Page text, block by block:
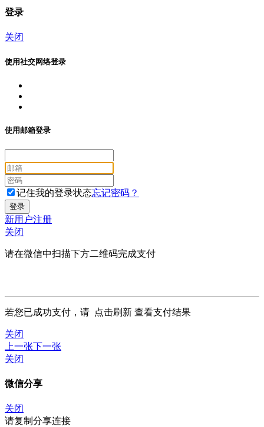
登录
关闭
使用社交网络登录
使用邮箱登录
记住我的登录状态忘记密码？
新用户注册
关闭
请在微信中扫描下方二维码完成支付
若您已成功支付，请 点击刷新 查看支付结果
关闭
上一张下一张
关闭
微信分享
关闭
请复制分享连接